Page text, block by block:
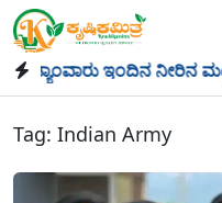
ಇಂದಿನ ನೀರಿನ ಮಟ್ಟ!
Tag: Indian Army